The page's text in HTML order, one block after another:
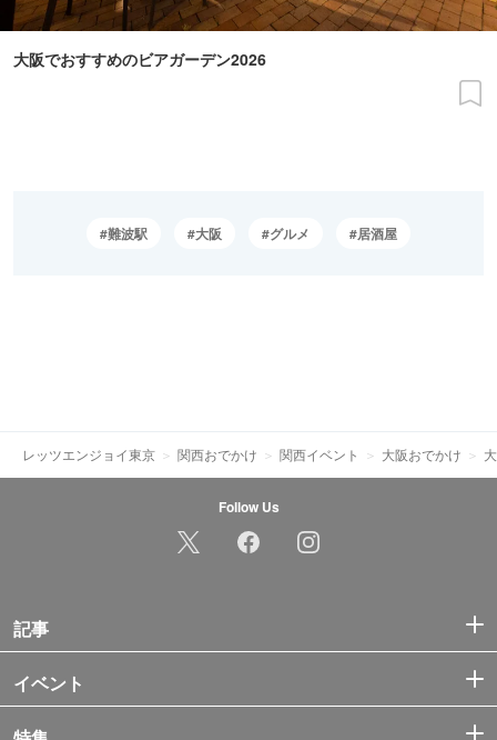
大阪でおすすめのビアガーデン2026
難波駅 大阪 グルメ 居酒屋
レッツエンジョイ東京 関西おでかけ 関西イベント 大阪おでかけ
Follow Us
記事
イベント